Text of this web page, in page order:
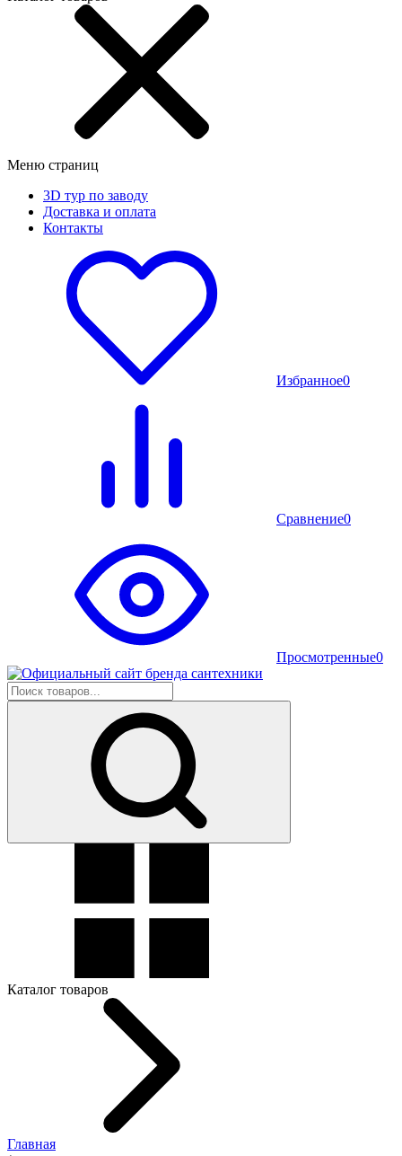
Меню страниц
3D тур по заводу
Доставка и оплата
Контакты
Избранное0
Сравнение0
Просмотренные0
Каталог товаров
Главная